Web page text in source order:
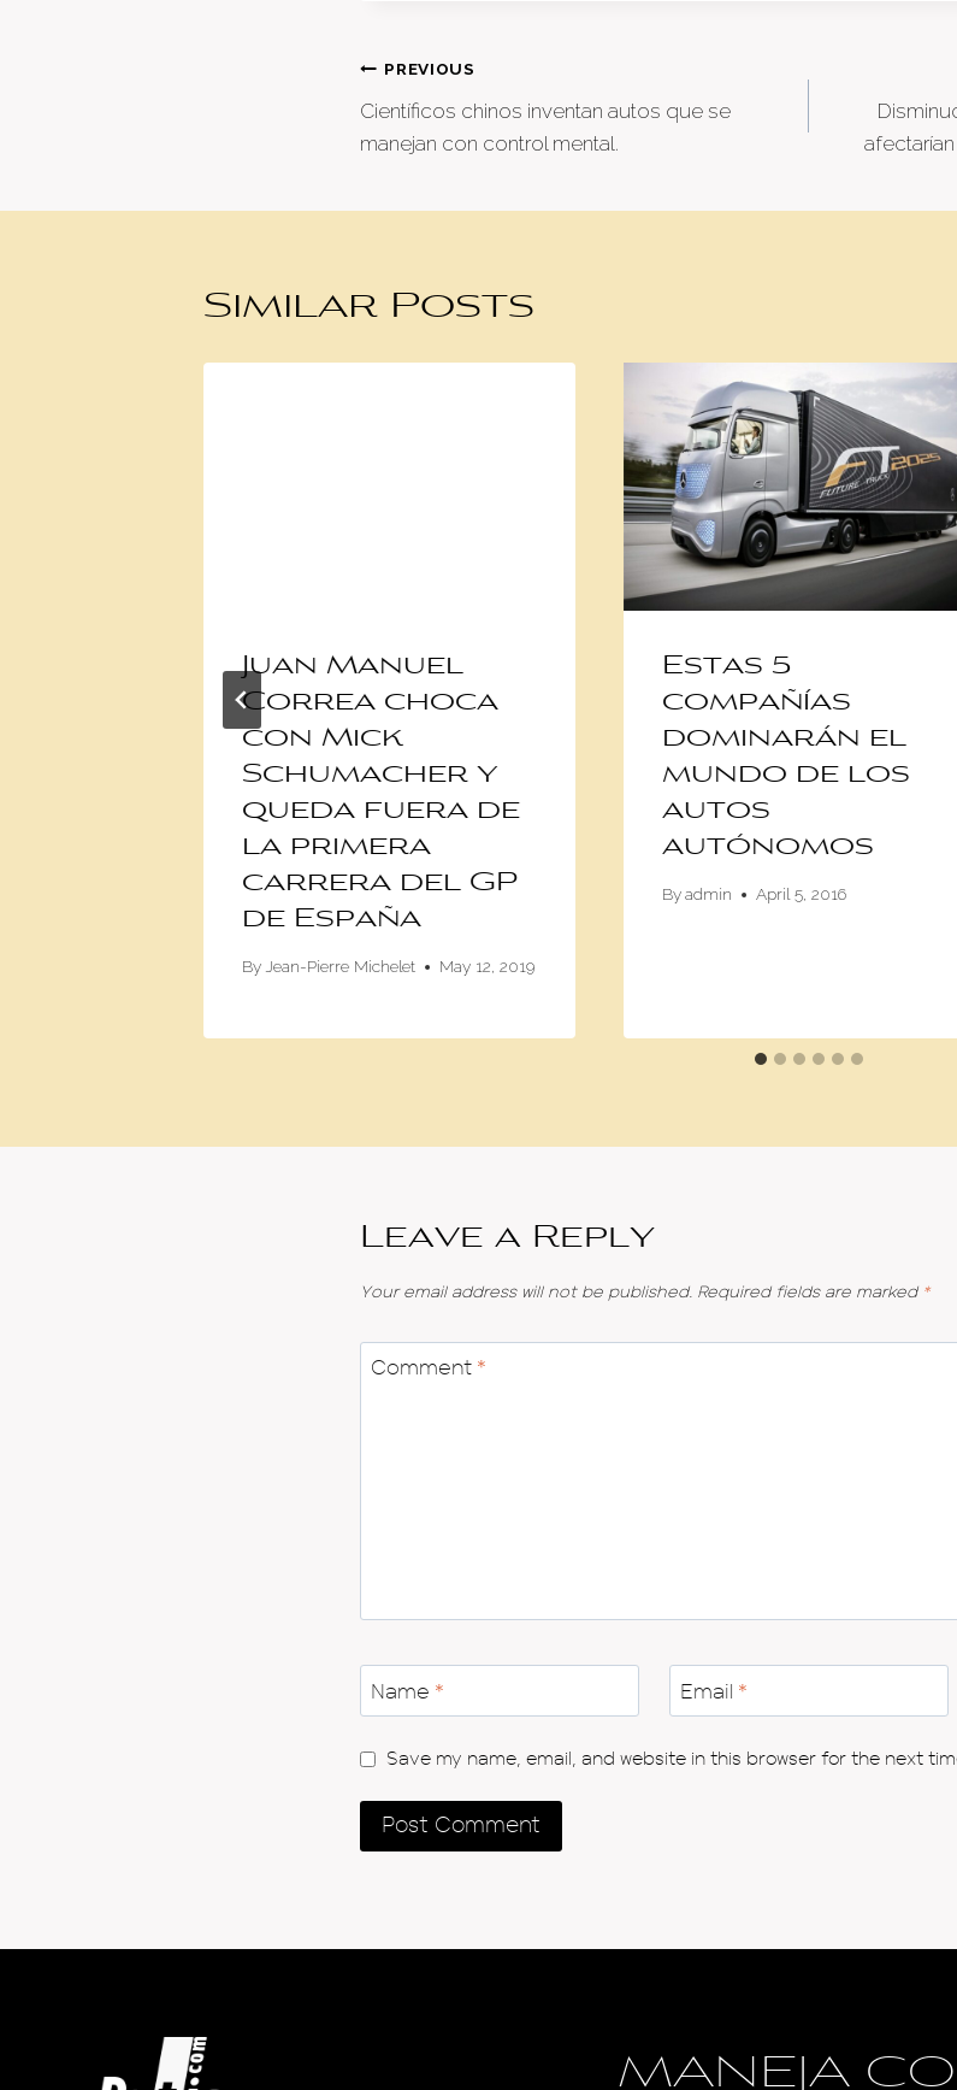
Post
navigation
PREVIOUS
Científicos chinos inventan autos que se
manejan con control mental.
Similar Posts
Juan Manuel
Correa choca
con Mick
Schumacher y
queda fuera de
la primera
carrera del GP
de España
By Jean-Pierre Michelet May 12, 2019
Estas 5
compañías
dominarán el
mundo de los
autos
autónomos
By admin April 5, 2016
Leave a Reply
Your email address will not be published. Required fields are marked *
Comment *
Name * Email *
Save my name, email, and website in this browser for the next
MANEJA